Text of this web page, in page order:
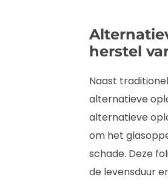
herstel
Naast
alternatieve
alternatieve
om het
schade. Deze
de levensduur